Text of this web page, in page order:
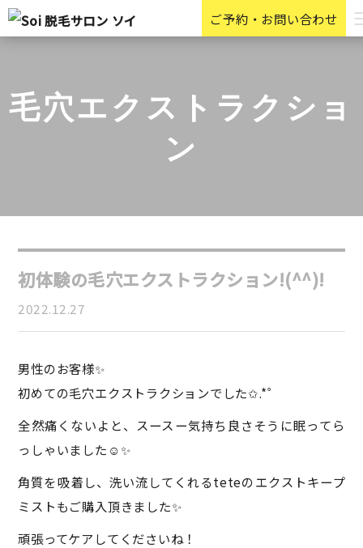
ご予約・お問い合わせ
毛穴エクストラクショ
ン
初体験の毛穴エクストラクション!(^^)!
2022.12.27
男性のお客様✨
初めての毛穴エクストラクションでした✩.*˚
全然痛くないよと、スースー気持ち良さそうに眠ってら
っしゃいました☺️✨
角質を吸着し、洗い流してくれるteteのエクストキープ
ミストもご購入頂きました✨
頑張ってケアしてくださいね！